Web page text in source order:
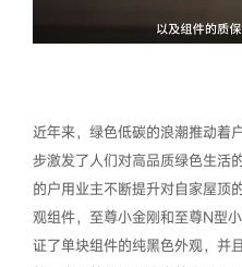
近年来，绿色低碳的浪潮推动着
步激发了人们对高品质绿色生活
的户用业主不断提升对自家屋顶
观组件，至尊小金刚和至尊N型
证了单块组件的纯黑色外观，并